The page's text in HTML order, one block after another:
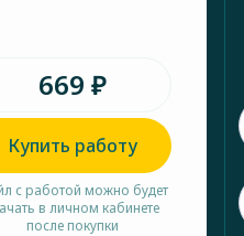
669 ₽
Купить работу
с работой можно будет
в личном кабинете
после покупки